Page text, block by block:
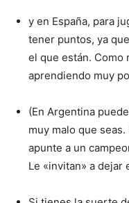
y en España, para
tener puntos, ya
el que están. Como
aprendiendo muy
(En Argentina
muy malo que
apunte a un
Le «invitan» a dejar